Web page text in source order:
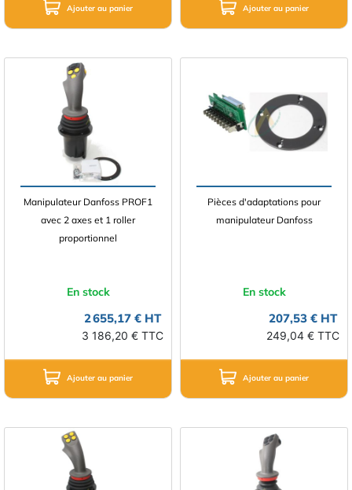
Ajouter au panier Ajouter au panier
Manipulateur Danfoss PROF1
avec 2 axes et 1 roller
proportionnel
En stock
2 655,17 € HT
3 186,20 € TTC
Ajouter au panier
Pièces d'adaptations pour
manipulateur Danfoss
En stock
207,53 € HT
249,04 € TTC
Ajouter au panier